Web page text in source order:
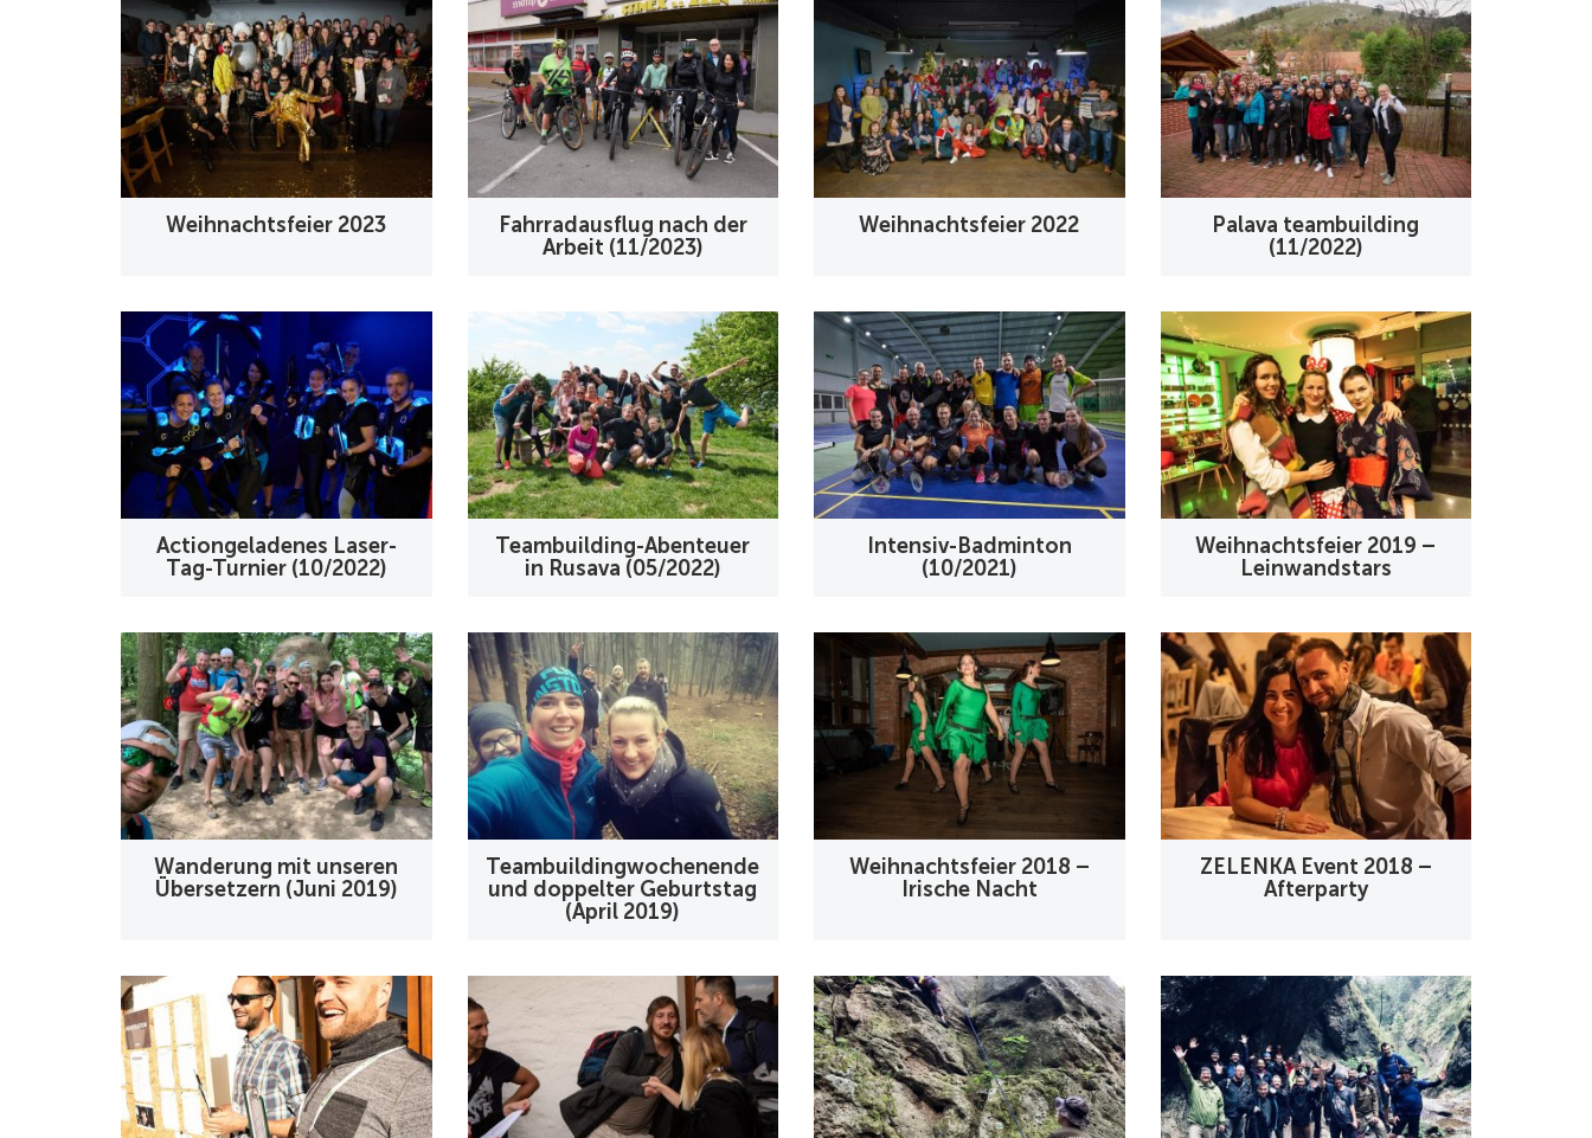
Weihnachtsfeier 2023
Fahrradausflug nach der
Arbeit (11/2023)
Weihnachtsfeier 2022
Palava teambuilding
(11/2022)
Actiongeladenes Laser-
Tag-Turnier (10/2022)
Teambuilding-Abenteuer
in Rusava (05/2022)
Intensiv-Badminton
(10/2021)
Weihnachtsfeier 2019 –
Leinwandstars
Wanderung mit unseren
Übersetzern (Juni 2019)
Teambuildingwochenende
und doppelter Geburtstag
(April 2019)
Weihnachtsfeier 2018 –
Irische Nacht
ZELENKA Event 2018 –
Afterparty